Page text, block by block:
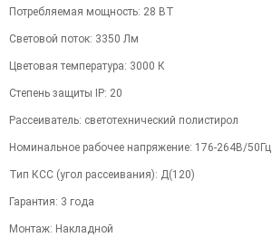
Потребляемая мощность: 28 ВТ
Световой поток: 3350 Лм
Цветовая температура: 3000 К
Степень защиты IP: 20
Рассеиватель: светотехнический полистирол
Номинальное рабочее напряжение: 176-264В/50Гц
Тип КСС (угол рассеивания): Д(120)
Гарантия: 3 года
Монтаж: Накладной